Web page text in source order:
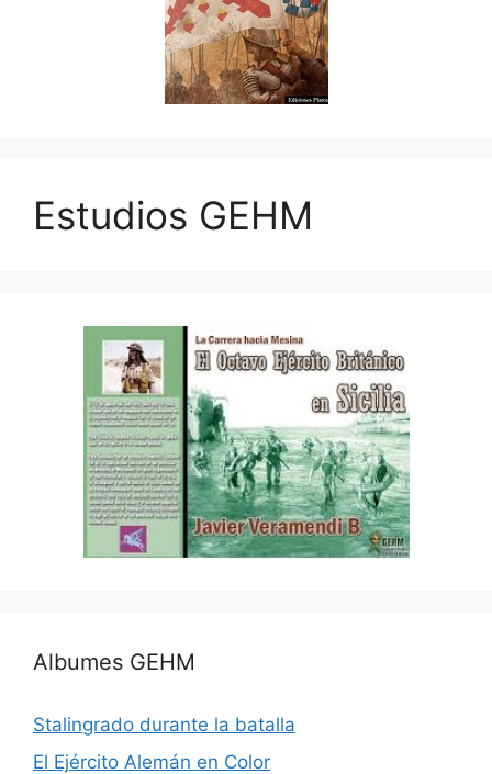
Estudios GEHM
Albumes GEHM
Stalingrado durante la batalla
El Ejército Alemán en Color